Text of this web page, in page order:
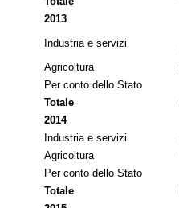
2013
Industria e servizi
Agricoltura
Per conto dello Stato
Totale
2014
Industria e servizi
Agricoltura
Per conto dello Stato
Totale